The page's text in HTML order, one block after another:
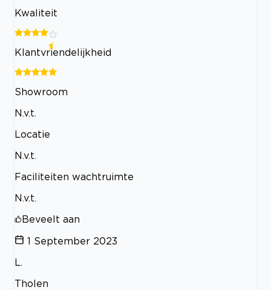
Kwaliteit
Klantvriendelijkheid
Showroom
N.v.t.
Locatie
N.v.t.
Faciliteiten wachtruimte
N.v.t.
Beveelt aan
1 September 2023
L.
Tholen